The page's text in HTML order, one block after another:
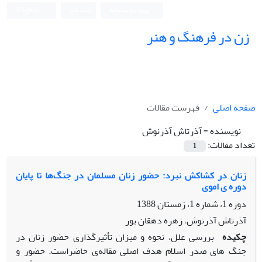
زن در فرهنگ و هنر
صفحه اصلی
فهرست مقالات
نویسنده =آذرتاش آذرنوش
تعداد مقالات:
1
زنان در کشاکش نبرد: حضور زنان مسلمان در جنگ‌ها تا پایان
دوره ی اموی
دوره 1، شماره 1، زمستان 1388
آذرتاش آذرنوش، زهره دهقان پور
چکیده بررسی علل، نحوه و میزان تأثیر‌گذاری حضور زنان در
جنگ های صدر اسلام هدف اصلی مقاله‌ی حاضر‌است. حضور و